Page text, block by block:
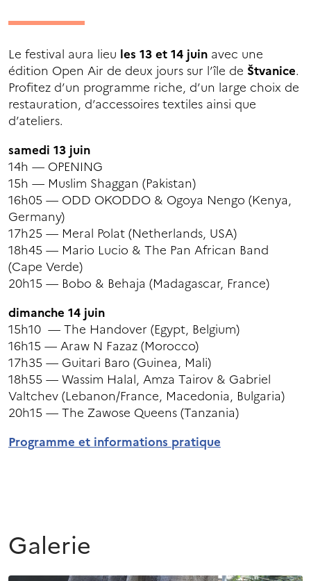
Le festival aura lieu les 13 et 14 juin avec une
édition Open Air de deux jours sur l’île de Štvanice.
Profitez d’un programme riche, d’un large choix de
restauration, d’accessoires textiles ainsi que
d’ateliers.
samedi 13 juin
14h — OPENING
15h — Muslim Shaggan (Pakistan)
16h05 — ODD OKODDO & Ogoya Nengo (Kenya,
Germany)
17h25 — Meral Polat (Netherlands, USA)
18h45 — Mario Lucio & The Pan African Band
(Cape Verde)
20h15 — Bobo & Behaja (Madagascar, France)
dimanche 14 juin
15h10 — The Handover (Egypt, Belgium)
16h15 — Araw N Fazaz (Morocco)
17h35 — Guitari Baro (Guinea, Mali)
18h55 — Wassim Halal, Amza Tairov & Gabriel
Valtchev (Lebanon/France, Macedonia, Bulgaria)
20h15 — The Zawose Queens (Tanzania)
Programme et informations pratique
Galerie